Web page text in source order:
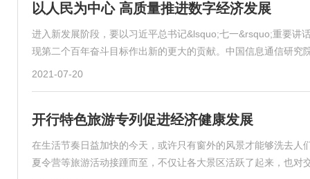
以人民为中心 高质量推进数字经济发展
进入新发展阶段，要以习近平总书记&lsquo;七一&rsquo;重要讲
现第二个百年奋斗目标作出新的更大的贡献。中国信息通信研究
2021-07-20
开行特色旅游专列促进经济健康发展
在生活节奏日益加快的今天，或许只有窗外的风景才能够洗去
夏令营等旅游活动接踵而至，不仅让各大景区活跃了起来，也对